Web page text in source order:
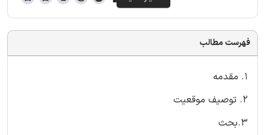
فهرست مطالب
1. مقدمه
2. توصیف موقعیت
3.بحث